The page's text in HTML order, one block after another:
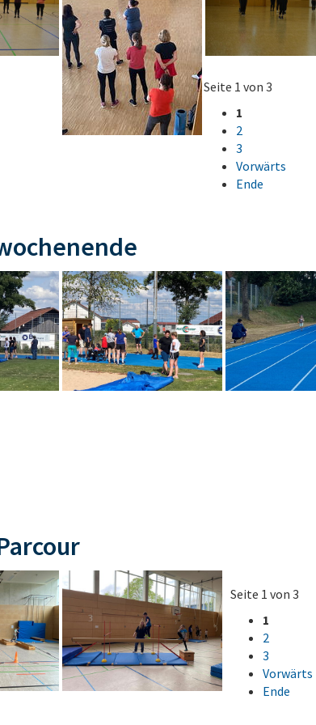
Seite 1 von 3
1
2
3
Vorwärts
Ende
Seite 1 von 3
1
2
3
Vorwärts
Ende